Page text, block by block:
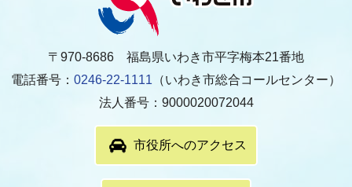
〒970-8686 福島県いわき市平字梅本21番地
電話番号： 0246-22-1111 （いわき市総合コールセンター）
法人番号：9000020072044
市役所へのアクセス